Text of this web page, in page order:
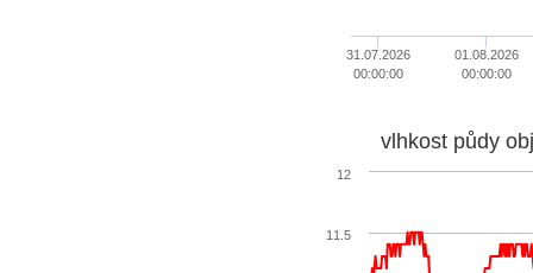
31.07.2026
00:00:00
01.08.2026
00:00:00
vlhkost půdy
11.5
12